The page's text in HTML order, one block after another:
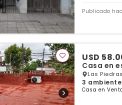
Publicado
USD
Casa en
Las
3
Casa en